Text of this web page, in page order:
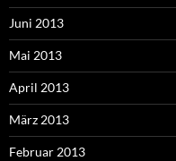
Juni 2013
Mai 2013
April 2013
März 2013
Februar 2013